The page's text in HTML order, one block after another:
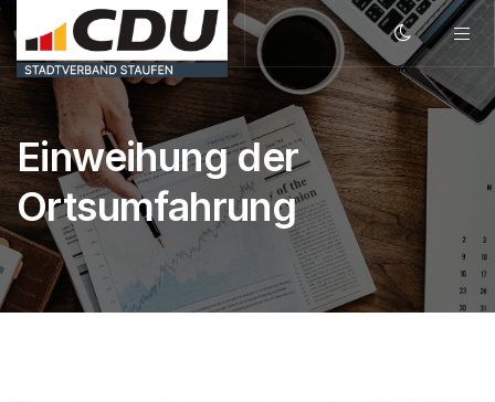
Einweihung der
Ortsumfahrung